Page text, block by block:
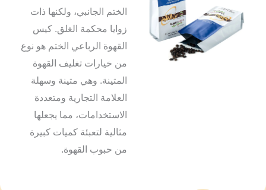
الختم الجانبي، ولكنها ذات
زوايا محكمة الغلق. كيس
القهوة الرباعي الختم هو نوع
من خيارات تغليف القهوة
المتينة. وهي متينة وسهلة
العلامة التجارية ومتعددة
الاستخدامات، مما يجعلها
مثالية لتعبئة كميات كبيرة
من حبوب القهوة.